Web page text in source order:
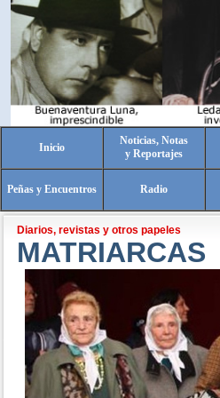
Inicio
Noticias, Notas
y Reportajes
Peñas y Encuentros Radio
Diarios, revistas y otros papeles
MATRIARCAS